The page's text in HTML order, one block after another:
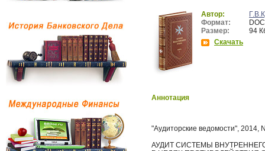
Автор:
Формат:
DOC
Размер:
94
Скачать
Аннотация
"Аудиторские ведомости", 2014,
АУДИТ СИСТЕМЫ